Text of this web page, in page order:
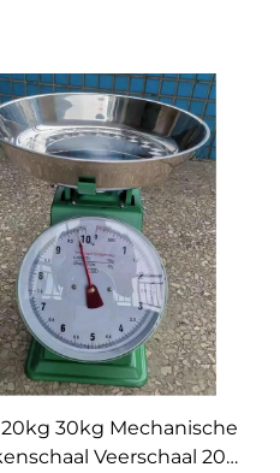
30kg Mechanische
Veerschaal 201